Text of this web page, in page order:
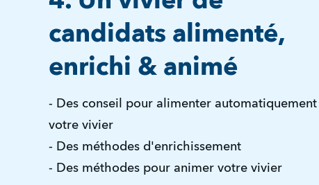
candidats alimenté,
enrichi & animé
- Des conseil pour alimenter automatiquement
votre vivier
- Des méthodes d'enrichissement
- Des méthodes pour animer votre vivier